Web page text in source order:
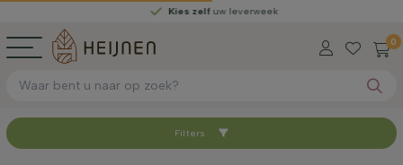
Kies zelf uw leverweek
0
Sorteer op
Filters